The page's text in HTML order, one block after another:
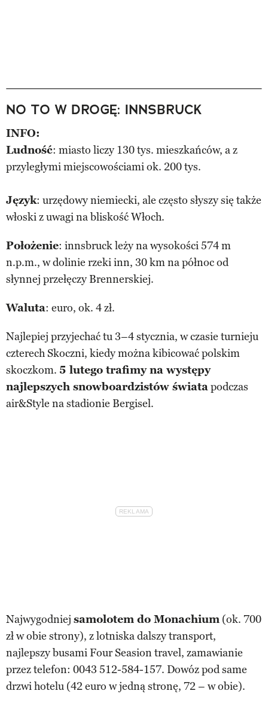
NO TO W DROGĘ: INNSBRUCK
INFO:
Ludność: miasto liczy 130 tys. mieszkańców, a z
przyległymi miejscowościami ok. 200 tys.
Język: urzędowy niemiecki, ale często słyszy się także
włoski z uwagi na bliskość Włoch.
Położenie: innsbruck leży na wysokości 574 m
n.p.m., w dolinie rzeki inn, 30 km na północ od
słynnej przełęczy Brennerskiej.
Waluta: euro, ok. 4 zł.
Najlepiej przyjechać tu 3–4 stycznia, w czasie turnieju
czterech Skoczni, kiedy można kibicować polskim
skoczkom. 5 lutego trafimy na występy
najlepszych snowboardzistów światapodczas
air&Style na stadionie Bergisel.
Najwygodniej samolotem do Monachium (ok. 700
zł w obie strony), z lotniska dalszy transport,
najlepszy busami Four Seasion travel, zamawianie
przez telefon: 0043 512-584-157. Dowóz pod same
drzwi hotelu (42 euro w jedną stronę, 72 – w obie).